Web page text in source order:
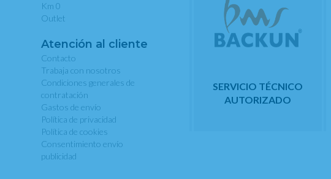
Km 0
Outlet
Atención al cliente
Contacto
Trabaja con nosotros
Condiciones generales de
contratación
Gastos de envío
Política de privacidad
Política de cookies
Consentimiento envío
publicidad
SERVICIO TÉCNICO
AUTORIZADO